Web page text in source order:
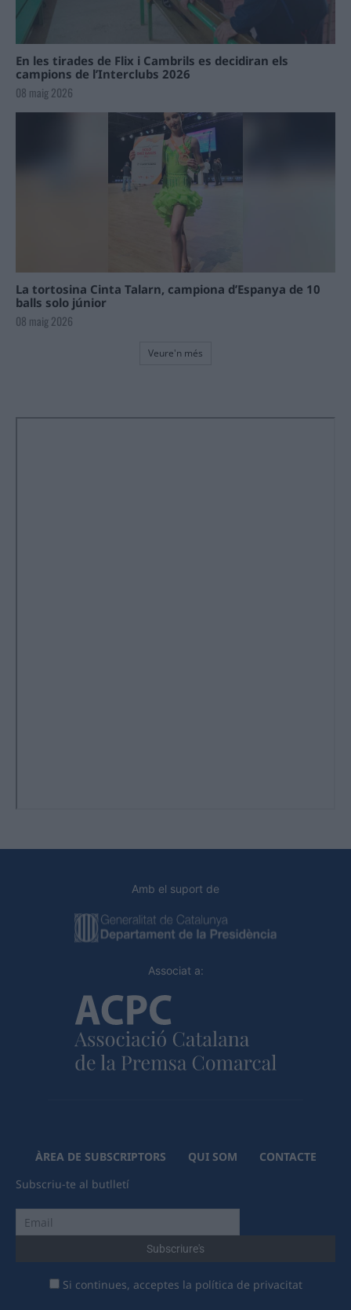
En les tirades de Flix i Cambrils es decidiran els
campions de l’Interclubs 2026
08 maig 2026
La tortosina Cinta Talarn, campiona d’Espanya de 10
balls solo júnior
08 maig 2026
Veure'n més
Amb el suport de
Associat a:
ÀREA DE SUBSCRIPTORS QUI SOM
CONTACTE
Subscriu-te al butlletí
Si continues, acceptes la política de privacitat